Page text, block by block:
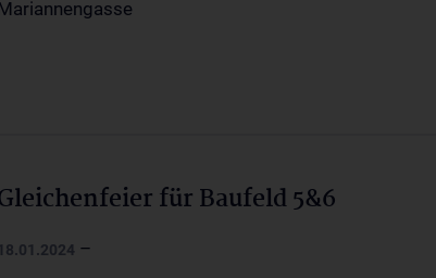
für Baufeld 5&6
–